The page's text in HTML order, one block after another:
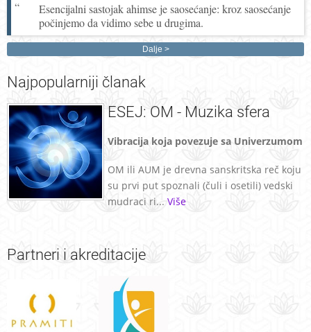
Esencijalni sastojak ahimse je saosećanje: kroz saosećanje
počinjemo da vidimo sebe u drugima.
Dalje
Najpopularniji članak
ESEJ: OM - Muzika sfera
Vibracija koja povezuje sa Univerzumom
OM ili AUM je drevna sanskritska reč koju
su prvi put spoznali (čuli i osetili) vedski
mudraci ri... Više
Partneri i akreditacije